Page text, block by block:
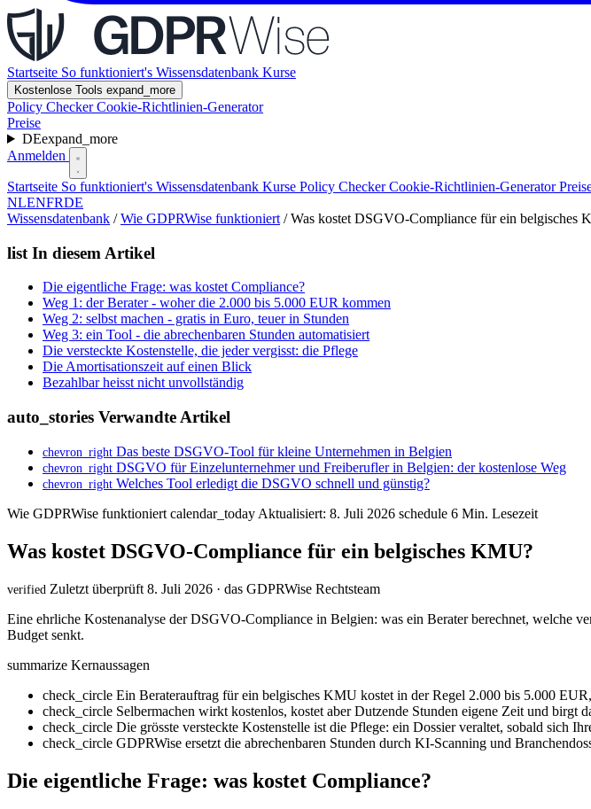
Startseite So funktioniert's Wissensdatenbank Kurse
Kostenlose Tools expand_more
Policy CheckerCookie-Richtlinien-Generator
Preise
DEexpand_more
Anmelden
Startseite So funktioniert's Wissensdatenbank Kurse Policy CheckerCookie-Richtlinien-Generator
NLENFRDE
Wissensdatenbank / Wie GDPRWise funktioniert / Was kostet DSGVO-Compliance für ein belgisches
list In diesem Artikel
Die eigentliche Frage: was kostet Compliance?
Weg 1: der Berater - woher die 2.000 bis 5.000 EUR kommen
Weg 2: selbst machen - gratis in Euro, teuer in Stunden
Weg 3: ein Tool - die abrechenbaren Stunden automatisiert
Die versteckte Kostenstelle, die jeder vergisst: die Pflege
Die Amortisationszeit auf einen Blick
Bezahlbar heisst nicht unvollständig
auto_stories Verwandte Artikel
chevron_right Das beste DSGVO-Tool für kleine Unternehmen in Belgien
chevron_right DSGVO für Einzelunternehmer und Freiberufler in Belgien: der kostenlose Weg
chevron_right Welches Tool erledigt die DSGVO schnell und günstig?
Wie GDPRWise funktioniert calendar_today Aktualisiert: 8. Juli 2026 schedule 6 Min. Lesezeit
Was kostet DSGVO-Compliance für ein belgisches KMU?
verified Zuletzt überprüft 8. Juli 2026 · das GDPRWise Rechtsteam
Eine ehrliche Kostenanalyse der DSGVO-Compliance in Belgien: was ein Berater berechnet, welche
Budget senkt.
summarize Kernaussagen
check_circle Ein Beraterauftrag für ein belgisches KMU kostet in der Regel 2.000 bis 5.000
check_circle Selbermachen wirkt kostenlos, kostet aber Dutzende Stunden eigene Zeit und birgt
check_circle Die grösste versteckte Kostenstelle ist die Pflege: ein Dossier veraltet, sobald sich
check_circle GDPRWise ersetzt die abrechenbaren Stunden durch KI-Scanning und
Die eigentliche Frage: was kostet Compliance?